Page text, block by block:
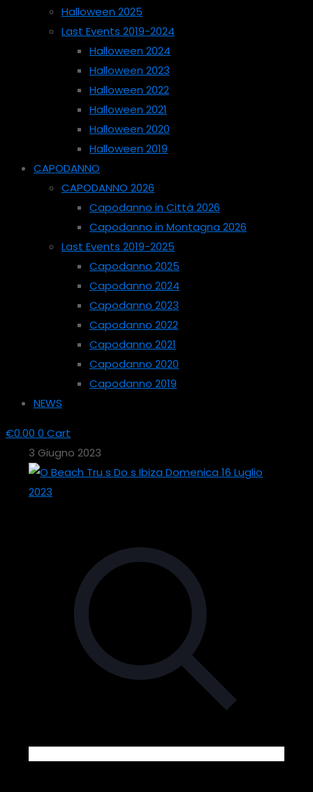
Halloween 2025
Last Events 2019-2024
Halloween 2024
Halloween 2023
Halloween 2022
Halloween 2021
Halloween 2020
Halloween 2019
CAPODANNO
CAPODANNO 2026
Capodanno in Città 2026
Capodanno in Montagna 2026
Last Events 2019-2025
Capodanno 2025
Capodanno 2024
Capodanno 2023
Capodanno 2022
Capodanno 2021
Capodanno 2020
Capodanno 2019
NEWS
€0.00 0 Cart
3 Giugno 2023